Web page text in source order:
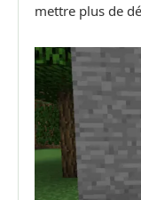
mettre plus de